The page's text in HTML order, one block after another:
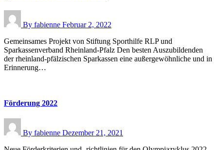
By fabienne Februar 2, 2022
Gemeinsames Projekt von Stiftung Sporthilfe RLP und
Sparkassenverband Rheinland-Pfalz Den besten Auszubildenden
der rheinland-pfälzischen Sparkassen eine außergewöhnliche und in
Erinnerung…
Förderung 2022
By fabienne Dezember 21, 2021